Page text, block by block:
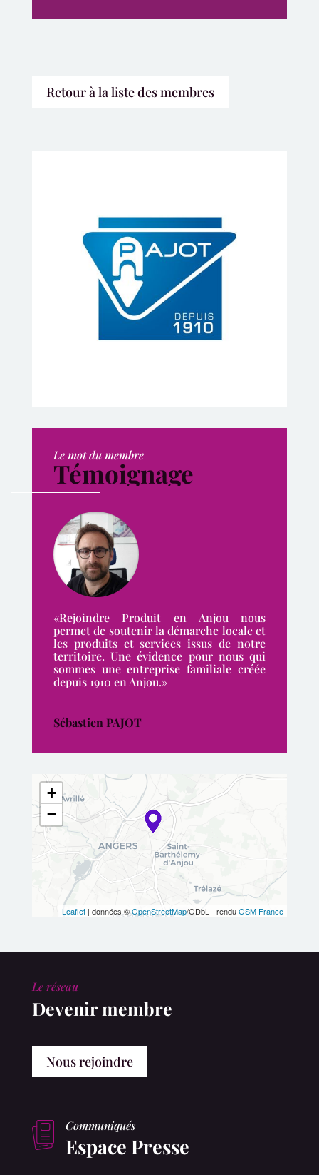
Retour à la liste des membres
Le mot du membre
Témoignage
«Rejoindre Produit en Anjou nous
permet de soutenir la démarche locale et
les produits et services issus de notre
territoire. Une évidence pour nous qui
sommes une entreprise familiale créée
depuis 1910 en Anjou.»
Sébastien PAJOT
+
−
Leaflet | données ©OpenStreetMap/ODbL - renduOSM France
Le réseau
Devenir membre
Nous rejoindre
Communiqués
Espace Presse